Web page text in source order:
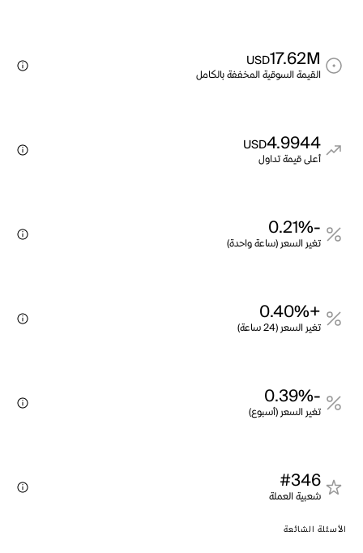
17.62M
USD
القيمة السوقية المخففة بالكامل
4.9944
USD
أعلى قيمة تداول
-0.21%
تغير السعر (ساعة واحدة)
+0.40%
تغير السعر (24 ساعة)
-0.39%
تغير السعر (أسبوع)
#346
شعبية العملة
الأسئلة الشائعة